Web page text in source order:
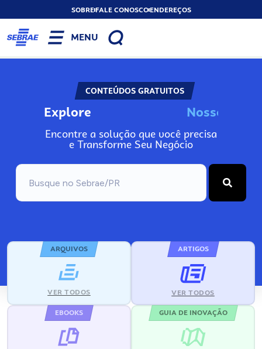
SOBREFALE CONOSCOENDEREÇOS
MENU
CONTEÚDOS GRATUITOS
Explore Nosso
Encontre a solução que você precisa
e Transforme Seu Negócio
ARQUIVOS
VER TODOS
ARTIGOS
VER TODOS
EBOOKS GUIA DE INOVAÇÃO